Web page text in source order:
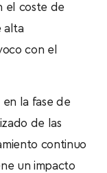
el coste de
alta
con el
en la fase de
de las
continuo
un impacto